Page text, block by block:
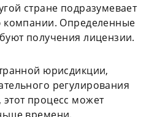
стране подразумевает
компании. Определенные
получения лицензии.
юрисдикции,
регулирования
процесс может